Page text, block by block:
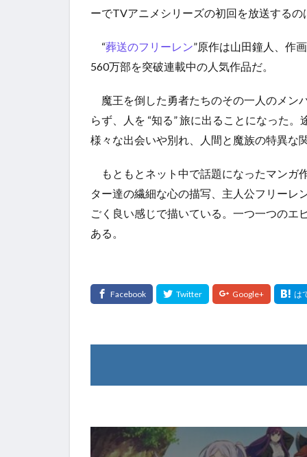
ーでTVアニメシリーズの初回を放送するの
“葬送のフリーレン”原作は山田鐘人、作
560万部を突破連載中の人気作品だ。
魔王を倒した勇者たちのその一人のメン
らず、人を “知る” 旅に出ることになった
様々な出会いや別れ、人間と魔族の特異な
もともとネット中で話題になったマンガ
ター達の繊細な心の描写、主人公フリーレ
ごく良い感じで描いている。一つ一つの
ある。